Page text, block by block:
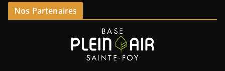
Nos Partenaires